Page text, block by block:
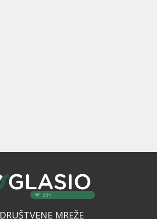
BIH
DRUŠTVENE MREŽE